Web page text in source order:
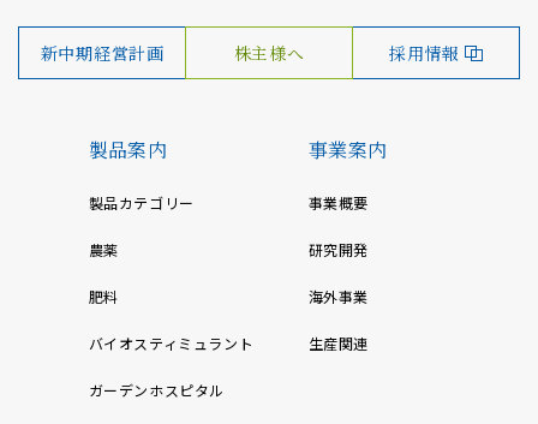
新中期経営計画 株主様へ 採用情報
製品案内
製品カテゴリー
農薬
肥料
バイオスティミュラント
ガーデンホスピタル
事業案内
事業概要
研究開発
海外事業
生産関連